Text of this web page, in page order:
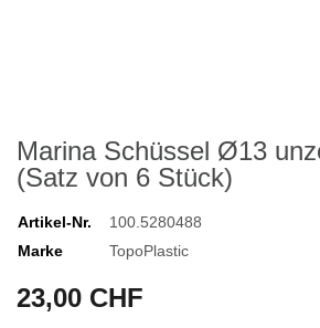
Marina Schüssel Ø13
(Satz von 6 Stück)
Artikel-Nr.
100.5280488
Marke
TopoPlastic
23,00 CHF